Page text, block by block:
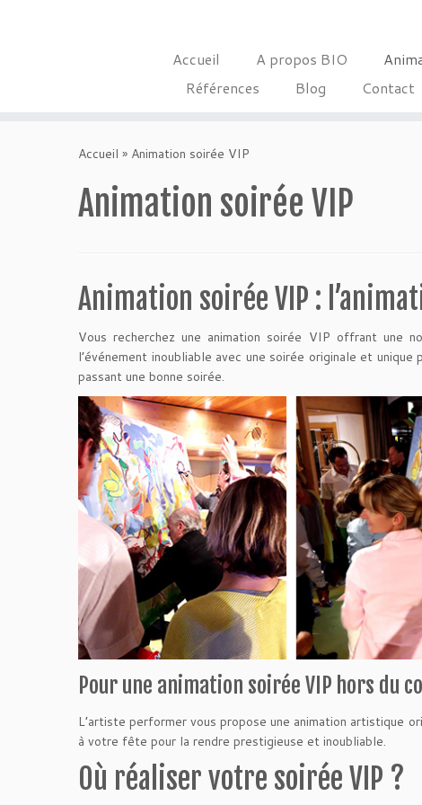
Accueil A propos BIO
Références
Blog Contact
Accueil » Animation soirée VIP
Animation soirée VIP
Animation soirée VIP :
Vous recherchez une animation soirée VIP offrant une
l’événement inoubliable avec une soirée originale et
passant une bonne soirée.
Pour une animation soirée VIP hors du
L’artiste performer vous propose une animation artistique
à votre fête pour la rendre prestigieuse et inoubliable.
Où réaliser votre soirée VIP ?